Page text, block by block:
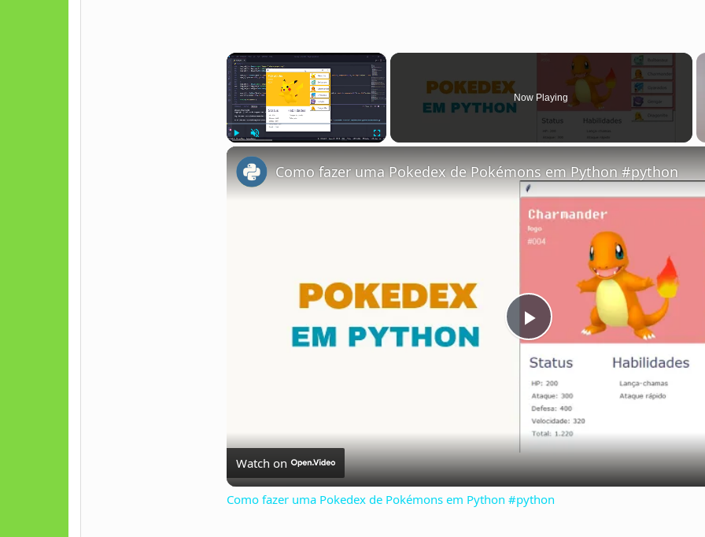
×
Now Playing
P
l
a
y
Como fazer uma Pokedex de Pokémons em Python #python
Watch on
Como fazer uma Pokedex de Pokémons em Python #python